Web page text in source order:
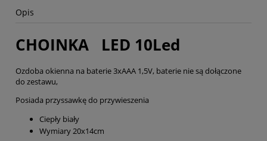
Opis
CHOINKA LED 10Led
Ozdoba okienna na baterie 3xAAA 1,5V, baterie nie są dołączone
do zestawu,
Posiada przyssawkę do przywieszenia
Ciepły biały
Wymiary 20x14cm